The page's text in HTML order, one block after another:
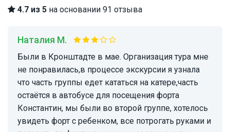
4.7 из 5 на основании 91 отзыва
Наталия М.
Были в Кронштадте в мае. Организация тура мне
не понравилась,в процессе экскурсии я узнала
что часть группы едет кататься на катере,часть
остаётся в автобусе для посещения форта
Константин, мы были во второй группе, хотелось
увидеть форт с ребенком, все потрогать руками и